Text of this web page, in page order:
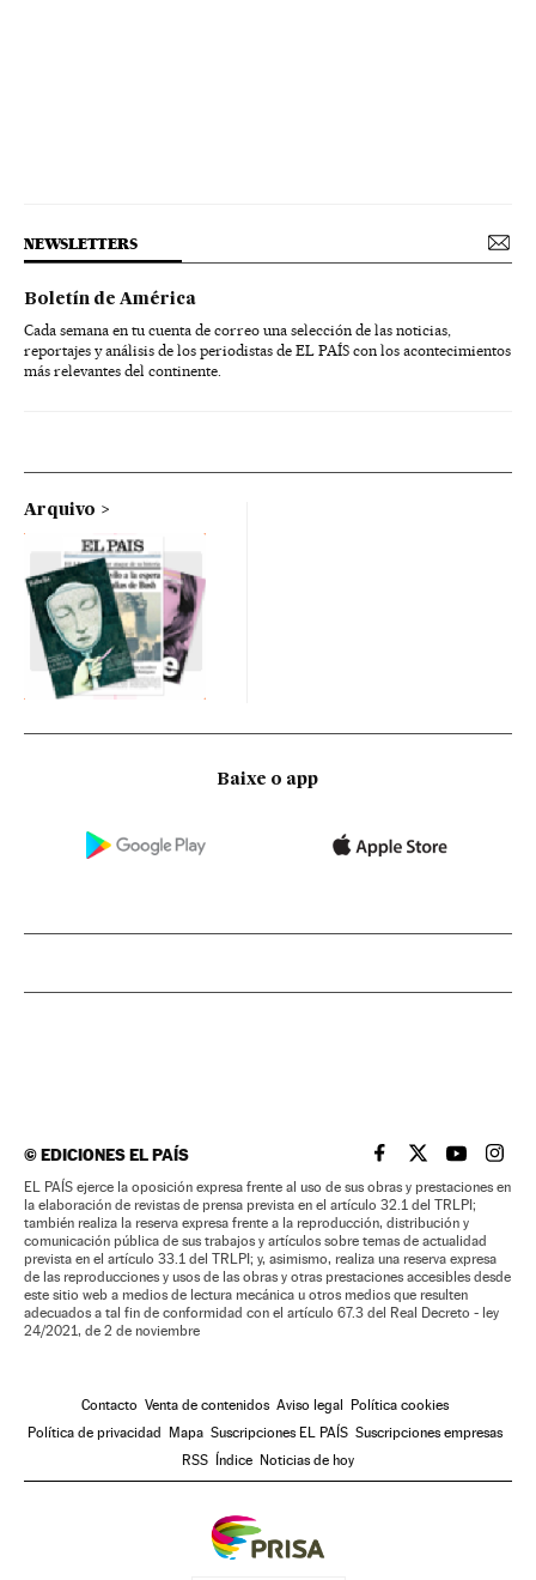
NEWSLETTERS
Boletín de América
Cada semana en tu cuenta de correo una selección de las noticias,
reportajes y análisis de los periodistas de EL PAÍS con los acontecimientos
más relevantes del continente.
Arquivo
Baixe o app
©EDICIONES EL PAÍS EL PAÍS BRASIL EN
EL PAÍSEL PAÍS
EL
EL PAÍS ejerce la oposición expresa frente al uso de sus obras y prestaciones en
la elaboración de revistas de prensa prevista en el artículo 32.1 del TRLPI;
también realiza la reserva expresa frente a la reproducción, distribución y
comunicación pública de sus trabajos y artículos sobre temas de actualidad
prevista en el artículo 33.1 del TRLPI; y, asimismo, realiza una reserva expresa
de las reproducciones y usos de las obras y otras prestaciones accesibles desde
este sitio web a medios de lectura mecánica u otros medios que resulten
adecuados a tal fin de conformidad con el artículo 67.3 del Real Decreto - ley
24/2021, de 2 de noviembre
Contacto Venta de contenidos Aviso legal
Política cookies
Política de privacidad
Mapa Suscripciones EL PAÍS Suscripciones empresas
RSS
Índice Noticias de hoy